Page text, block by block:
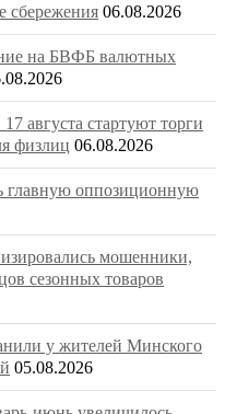
сбережения 06.08.2026
на БВФБ валютных
августа стартуют торги
физлиц 06.08.2026
главную оппозиционную
мошенники,
сезонных товаров
у жителей Минского
05.08.2026